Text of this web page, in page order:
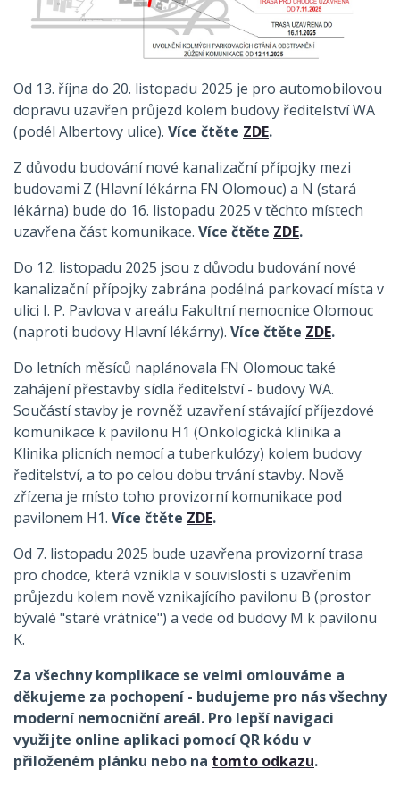
Od 13. října do 20. listopadu 2025 je pro automobilovou
dopravu uzavřen průjezd kolem budovy ředitelství WA
(podél Albertovy ulice). Více čtěte ZDE.
Z důvodu budování nové kanalizační přípojky mezi
budovami Z (Hlavní lékárna FN Olomouc) a N (stará
lékárna) bude do 16. listopadu 2025 v těchto místech
uzavřena část komunikace. Více čtěte ZDE.
Do 12. listopadu 2025 jsou z důvodu budování nové
kanalizační přípojky zabrána podélná parkovací místa v
ulici I. P. Pavlova v areálu Fakultní nemocnice Olomouc
(naproti budovy Hlavní lékárny). Více čtěte ZDE.
Do letních měsíců naplánovala FN Olomouc také
zahájení přestavby sídla ředitelství - budovy WA.
Součástí stavby je rovněž uzavření stávající příjezdové
komunikace k pavilonu H1 (Onkologická klinika a
Klinika plicních nemocí a tuberkulózy) kolem budovy
ředitelství, a to po celou dobu trvání stavby. Nově
zřízena je místo toho provizorní komunikace pod
pavilonem H1. Více čtěte ZDE.
Od 7. listopadu 2025 bude uzavřena provizorní trasa
pro chodce, která vznikla v souvislosti s uzavřením
průjezdu kolem nově vznikajícího pavilonu B (prostor
bývalé "staré vrátnice") a vede od budovy M k pavilonu
K.
Za všechny komplikace se velmi omlouváme a
děkujeme za pochopení - budujeme pro nás všechny
moderní nemocniční areál. Pro lepší navigaci
využijte online aplikaci pomocí QR kódu v
přiloženém plánku nebo na tomto odkazu.